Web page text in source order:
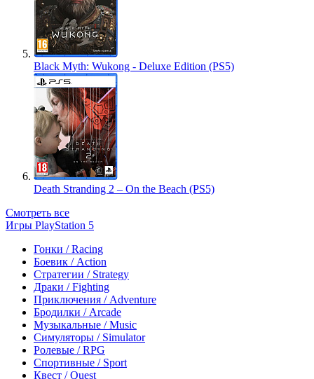
Black Myth: Wukong - Deluxe Edition (PS5)
Death Stranding 2 – On the Beach (PS5)
Смотреть все
Игры PlayStation 5
Гонки / Racing
Боевик / Action
Стратегии / Strategy
Драки / Fighting
Приключения / Adventure
Бродилки / Arcade
Музыкальные / Music
Симуляторы / Simulator
Ролевые / RPG
Спортивные / Sport
Квест / Quest